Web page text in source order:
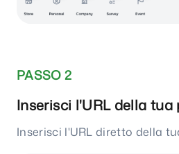
PASSO 2
Inserisci l'URL della
Inserisci l'URL diretto della